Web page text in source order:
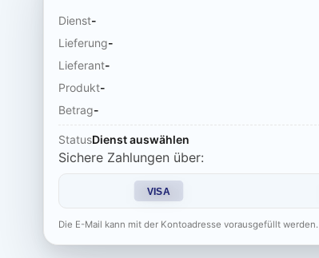
Dienst-
Lieferung-
Lieferant-
Produkt-
Betrag-
StatusDienst auswählen
Sichere Zahlungen über:
VISA
Die E-Mail kann mit der Kontoadresse vorausgefüllt werden.